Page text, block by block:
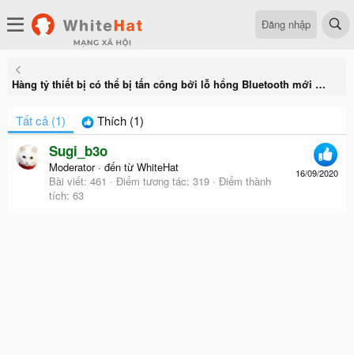
Đăng nhập
Hàng tỷ thiết bị có thể bị tấn công bởi lỗ hổng Bluetooth mới có tên BLESA
Tất cả (1) Thích (1)
16/09/2020
Sugi_b3o
Moderator · đến từ WhiteHat
Bài viết 461 Điểm tương tác 319
Điểm thành
tích 63